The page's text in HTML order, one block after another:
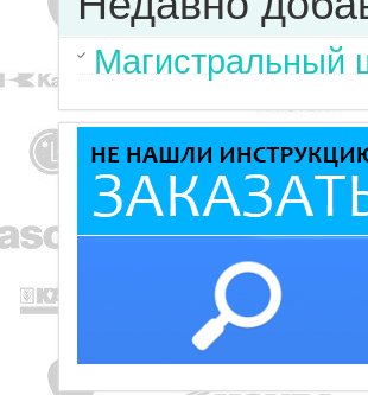
Магистральный